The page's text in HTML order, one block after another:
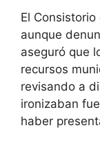
El
aunque
aseguró que
recursos
revisando a
ironizaban
haber